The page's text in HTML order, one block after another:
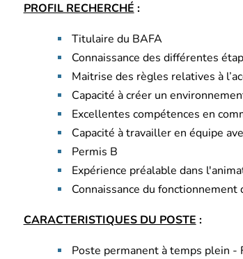
PROFIL RECHERCHÉ :
Titulaire du BAFA
Connaissance des différentes
Maitrise des règles relatives à
Capacité à créer un
Excellentes compétences en
Capacité à travailler en équipe
Permis B
Expérience préalable dans
Connaissance du
CARACTERISTIQUES DU POSTE :
Poste permanent à temps plein